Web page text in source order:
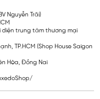
Nguyễn Trãi)
diện trung tâm thương mại
TP.HCM (Shop House Saigon
Hòa, Đồng Nai